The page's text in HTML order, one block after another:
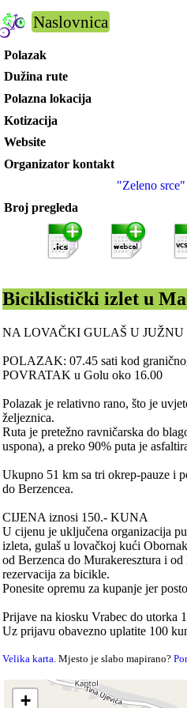
Naslovnica
Polazak
Dužina rute
Polazna lokacija
Kotizacija
Website
Organizator kontakt
"Zeleno
Broj pregleda
Biciklistički izlet u
NA LOVAČKI GULAŠ U
POLAZAK: 07.45 sati kod
POVRATAK u Golu oko 16.00
Polazak je relativno rano, što je
željeznica.
Ruta je pretežno ravničarska do
uspona), a preko 90% puta je
Ukupno 51 km sa tri okrep-pauze i
do Berzencea.
CIJENA iznosi 150.- KUNA
U cijenu je uključena organizacija
izleta, gulaš u lovačkoj kući
od Berzenca do Murakeresztura i
rezervacija za bicikle.
Ponesite opremu za kupanje jer
Prijave na kiosku Vrabec do utorka
Uz prijavu obavezno uplatite 100
Velika karta. Mjesto je slabo mapirano?
+